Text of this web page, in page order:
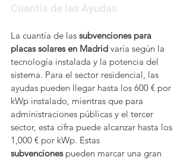
Cuantía de las Ayudas
La cuantía de las subvenciones para
placas solares en Madrid varía según la
tecnología instalada y la potencia del
sistema. Para el sector residencial, las
ayudas pueden llegar hasta los 600 € por
kWp instalado, mientras que para
administraciones públicas y el tercer
sector, esta cifra puede alcanzar hasta los
1,000 € por kWp. Estas
subvenciones pueden marcar una gran